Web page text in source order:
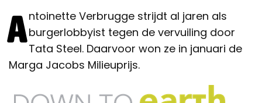
Antoinette Verbrugge strijdt al jaren als
burgerlobbyist tegen de vervuiling door
Tata Steel. Daarvoor won ze in januari de
Marga Jacobs Milieuprijs.